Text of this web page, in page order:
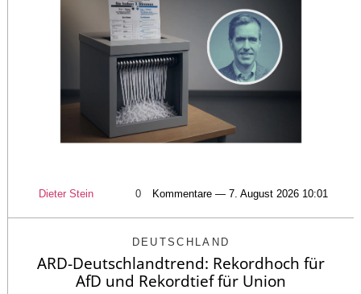
Dieter Stein 0 Kommentare — 7. August 2026 10:01
DEUTSCHLAND
ARD-Deutschlandtrend: Rekordhoch für
AfD und Rekordtief für Union